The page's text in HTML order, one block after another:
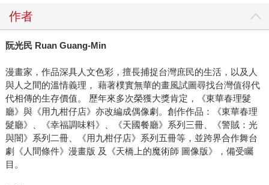
作者
阮光民 Ruan Guang-Min
漫畫家，作品深具人文色彩，擅長捕捉台灣庶民的生活，以及人
與人之間的溫情義理， 藉著樸實無華的畫風試圖尋找台灣值得代
代相傳的生存價值。 歷年來多次榮獲大獎肯定，《東華春理髮
廳》與《用九柑仔店》亦改編成偶像劇。創作作品：《東華春理
髮廳》、《幸福調味料》、《天國餐廳》系列三冊、《警賊：光
與闇》系列二冊、《用九柑仔店》系列五冊等，並跨界合作舞台
劇《人間條件》漫畫版 及《天橋上的魔術師 圖像版》，備受矚
目。